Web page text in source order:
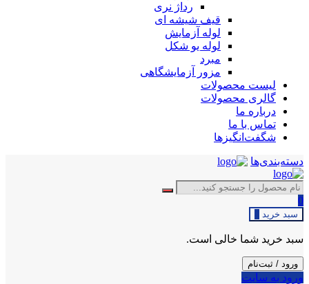
رداژ نری
قیف شیشه ای
لوله آزمایش
لوله یو شکل
مبرد
مزور آزمایشگاهی
لیست محصولات
گالری محصولات
درباره ما
تماس با ما
شگفت‌انگیزها
دسته‌بندی‌ها
0
سبد خرید
سبد خرید شما خالی است.
ورود / ثبت‌نام
ورود به سایت